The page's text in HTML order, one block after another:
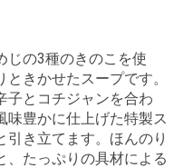
じの3種のきのこを使
きかせたスープです。
子とコチジャンを合わ
味豊かに仕上げた特製ス
引き立てます。ほんのり
、たっぷりの具材による